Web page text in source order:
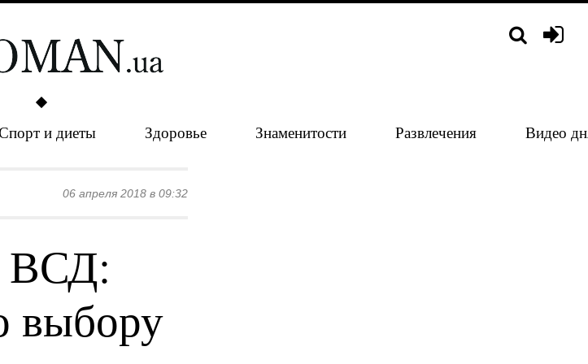
и диеты Здоровье Знаменитости Развлечения Видео
06 апреля 2018 в 09:32
ВСД:
выбору